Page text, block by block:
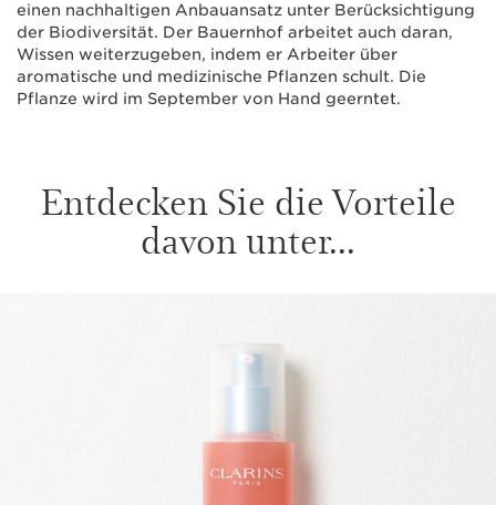
einen nachhaltigen Anbauansatz unter Berücksichtigung
der Biodiversität. Der Bauernhof arbeitet auch daran,
Wissen weiterzugeben, indem er Arbeiter über
aromatische und medizinische Pflanzen schult. Die
Pflanze wird im September von Hand geerntet.
Entdecken Sie die Vorteile
davon unter...